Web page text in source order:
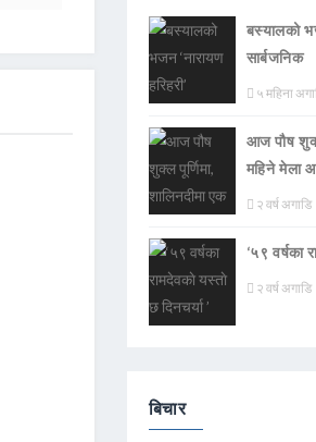
बस्यालको
सार्बजनिक
५ महिना
आज पौष
महिने मेला
२ वर्ष अगाडि
‘५९ वर्षका
२ वर्ष अगाडि
बिचार